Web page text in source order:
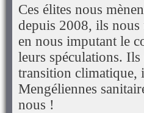
Ces élites nous
depuis 2008, ils
en nous imputant le
leurs spéculations.
transition climatique,
Mengéliennes
nous !